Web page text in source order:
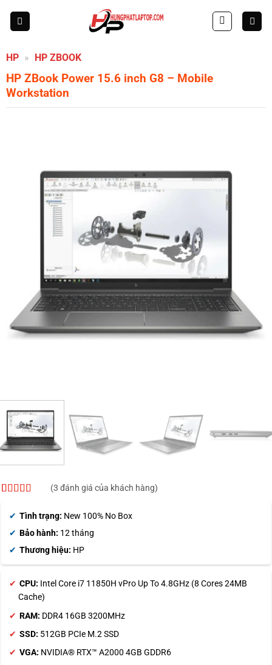
HP » HP ZBOOK
HP ZBook Power 15.6 inch G8 – Mobile
Workstation
dựa trên
đánh giá
(3 đánh giá của khách hàng)
Tình trạng: New 100% No Box
Bảo hành: 12 tháng
Thương hiệu: HP
CPU: Intel Core i7 11850H vPro Up To 4.8GHz (8 Cores 24MB
Cache)
RAM: DDR4 16GB 3200MHz
SSD: 512GB PCIe M.2 SSD
VGA: NVIDIA® RTX™ A2000 4GB GDDR6